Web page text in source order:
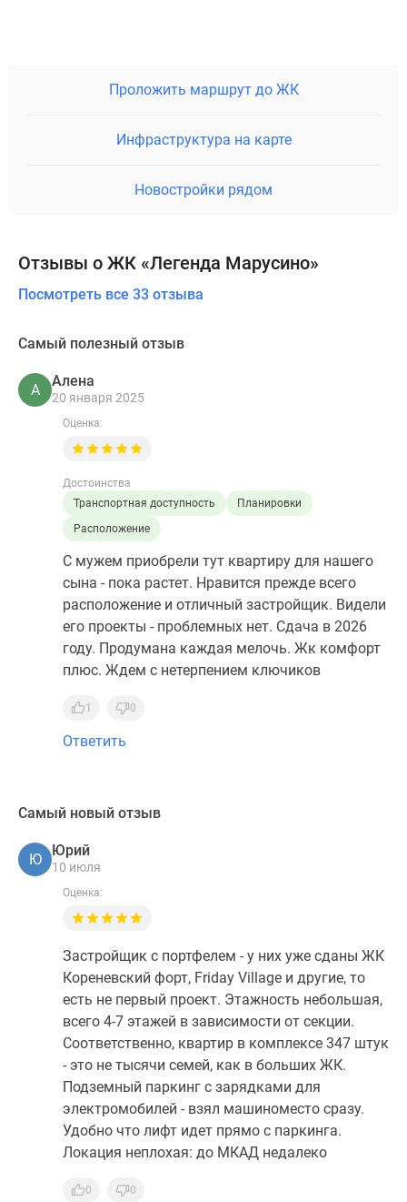
Проложить маршрут до ЖК
Инфраструктура на карте
Новостройки рядом
Отзывы о ЖК «Легенда Марусино»
Посмотреть все 33 отзыва
Самый полезный отзыв
А
Алена
20 января 2025
Оценка:
Достоинства
Транспортная доступность
Планировки
Расположение
С мужем приобрели тут квартиру для нашего
сына - пока растет. Нравится прежде всего
расположение и отличный застройщик. Видели
его проекты - проблемных нет. Сдача в 2026
году. Продумана каждая мелочь. Жк комфорт
плюс. Ждем с нетерпением ключиков
1 0
Ответить
Самый новый отзыв
Ю
Юрий
10 июля
Оценка:
Застройщик с портфелем - у них уже сданы ЖК
Кореневский форт, Friday Village и другие, то
есть не первый проект. Этажность небольшая,
всего 4-7 этажей в зависимости от секции.
Соответственно, квартир в комплексе 347 штук
- это не тысячи семей, как в больших ЖК.
Подземный паркинг с зарядками для
электромобилей - взял машиноместо сразу.
Удобно что лифт идет прямо с паркинга.
Локация неплохая: до МКАД недалеко
0 0